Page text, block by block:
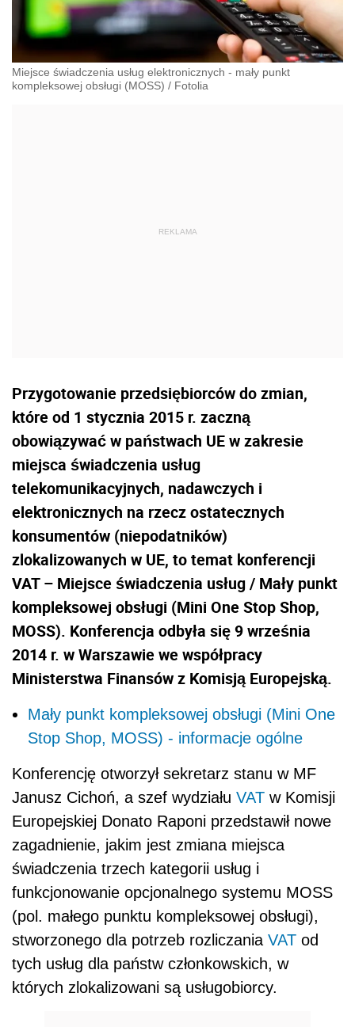
Miejsce świadczenia usług elektronicznych - mały punkt
kompleksowej obsługi (MOSS) / Fotolia
Przygotowanie przedsiębiorców do zmian,
które od 1 stycznia 2015 r. zaczną
obowiązywać w państwach UE w zakresie
miejsca świadczenia usług
telekomunikacyjnych, nadawczych i
elektronicznych na rzecz ostatecznych
konsumentów (niepodatników)
zlokalizowanych w UE, to temat konferencji
VAT – Miejsce świadczenia usług / Mały punkt
kompleksowej obsługi (Mini One Stop Shop,
MOSS). Konferencja odbyła się 9 września
2014 r. w Warszawie we współpracy
Ministerstwa Finansów z Komisją Europejską.
Mały punkt kompleksowej obsługi (Mini One
Stop Shop, MOSS) - informacje ogólne
Konferencję otworzył sekretarz stanu w MF
Janusz Cichoń, a szef wydziału VAT w Komisji
Europejskiej Donato Raponi przedstawił nowe
zagadnienie, jakim jest zmiana miejsca
świadczenia trzech kategorii usług i
funkcjonowanie opcjonalnego systemu MOSS
(pol. małego punktu kompleksowej obsługi),
stworzonego dla potrzeb rozliczania VAT od
tych usług dla państw członkowskich, w
których zlokalizowani są usługobiorcy.